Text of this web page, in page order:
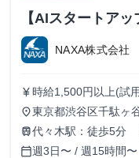
【AIスタートア
NAXA株式会社
currency_yen 時給1,500円以上(試
に応じた金額を支給)
する可能性がござい
約での採用となる場
place東京都渋谷区千駄ヶ
train代々木駅：徒歩5分
calendar_today週3日〜 / 週15時間〜